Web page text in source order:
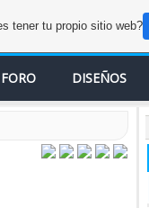
FORO DISEÑOS
tener tu propio sitio web?